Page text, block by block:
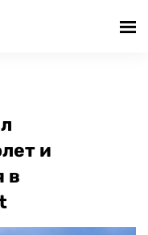
и
в